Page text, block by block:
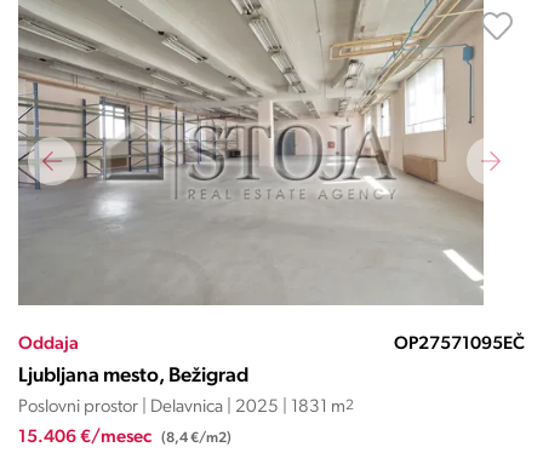
Oddaja OP27571095EČ
Ljubljana mesto, Bežigrad
Poslovni prostor | Delavnica | 2025 | 1831 m2
15.406 €/mesec (8,4 €/m2)